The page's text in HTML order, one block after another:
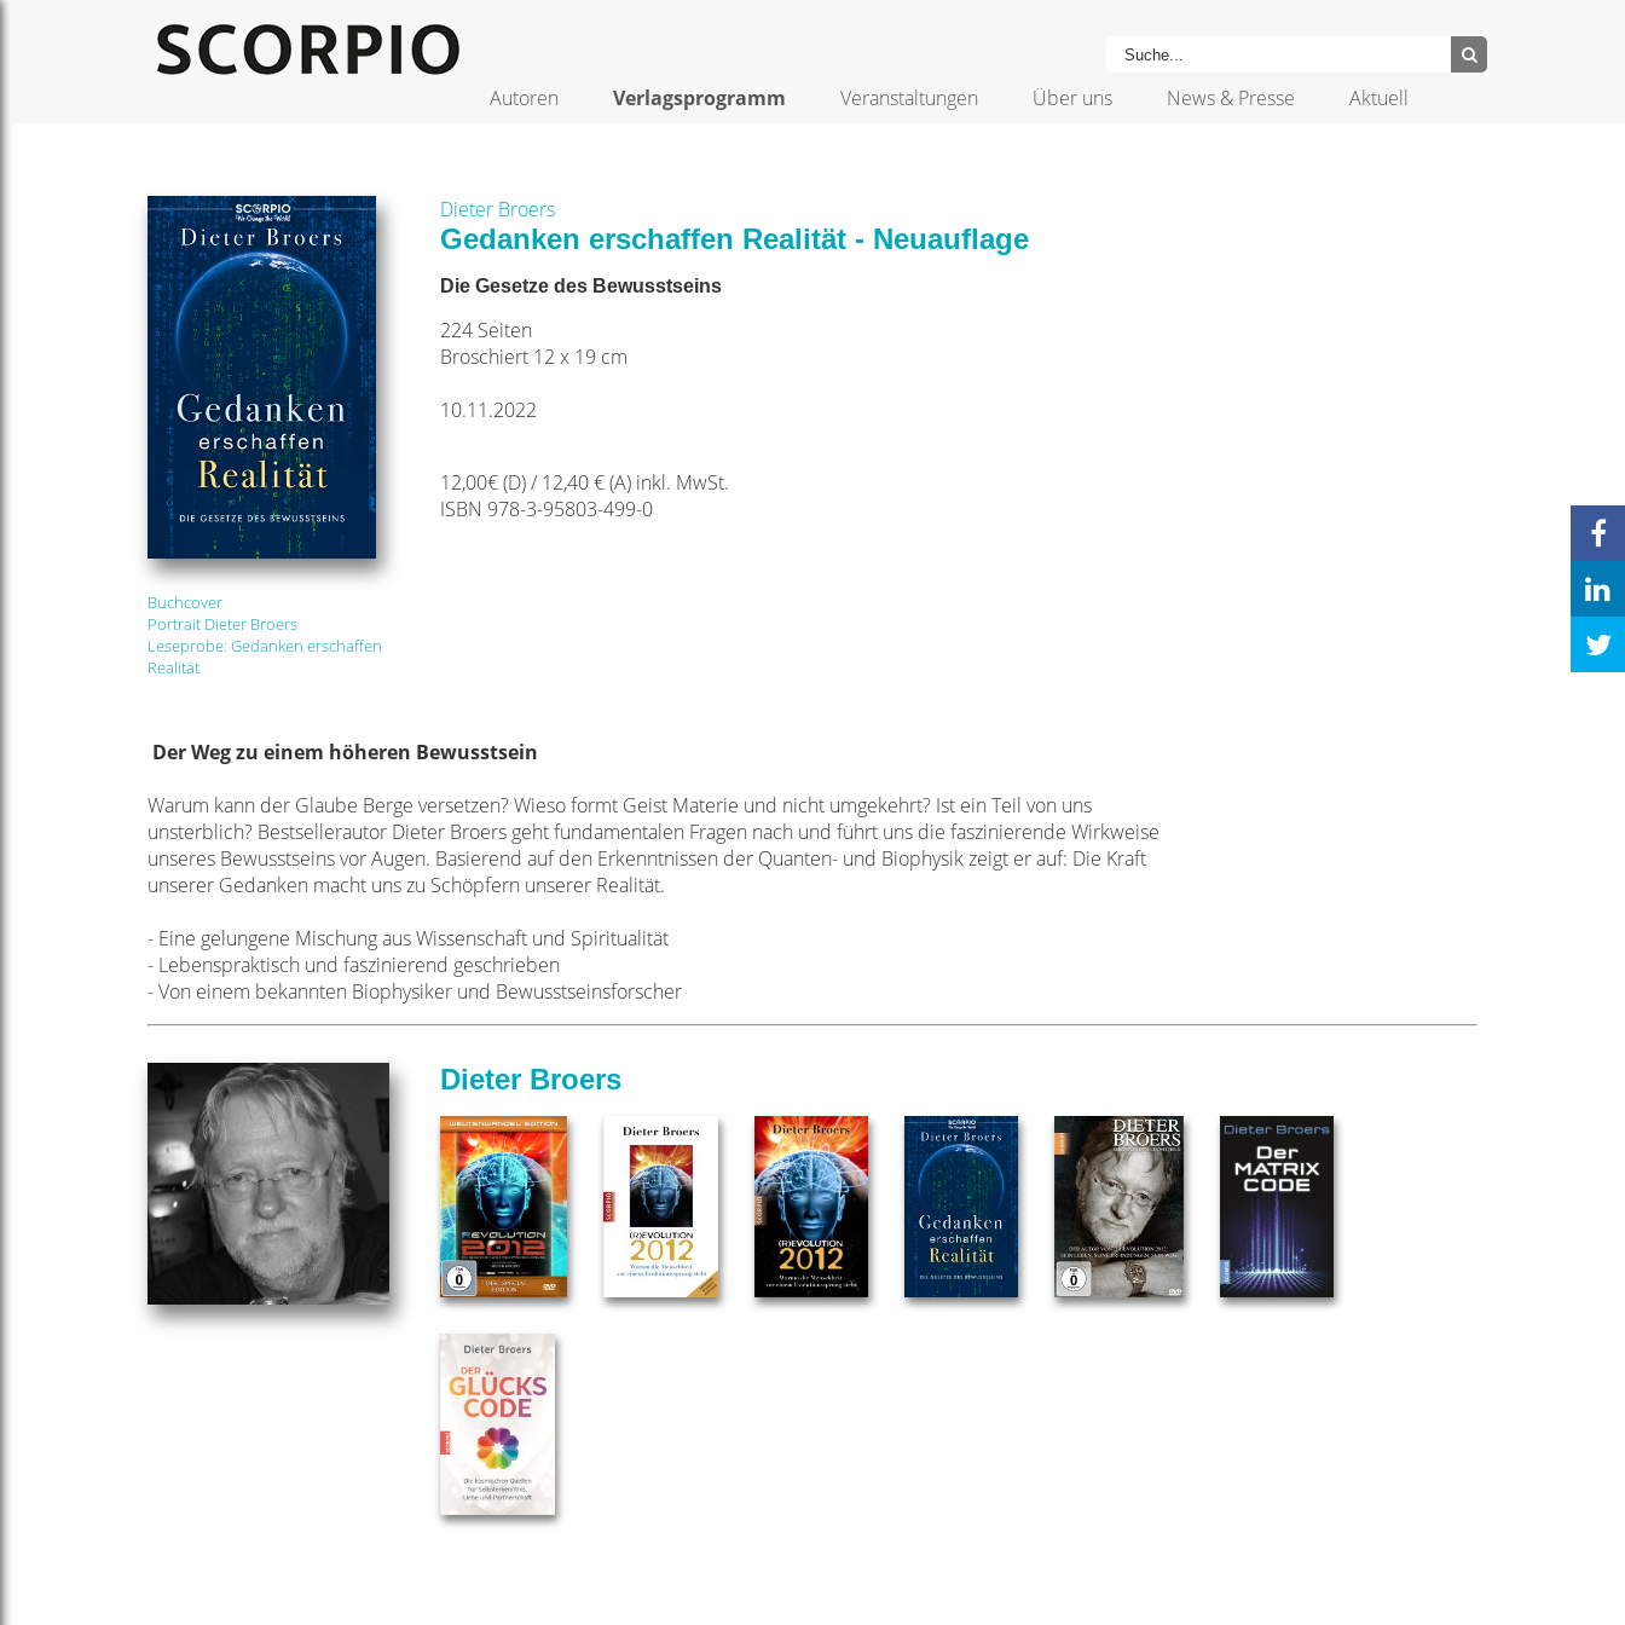
Autoren Verlagsprogramm Veranstaltungen Über uns News & Presse Aktuell
Buchcover
Portrait Dieter Broers
Leseprobe: Gedanken erschaffen
Realität
Dieter Broers
Gedanken erschaffen Realität - Neuauflage
Die Gesetze des Bewusstseins
224 Seiten
Broschiert 12 x 19 cm
10.11.2022
12,00€ (D) / 12,40 € (A) inkl. MwSt.
ISBN 978-3-95803-499-0
Der Weg zu einem höheren Bewusstsein
Warum kann der Glaube Berge versetzen? Wieso formt Geist Materie und nicht umgekehrt? Ist ein Teil von uns
unsterblich? Bestsellerautor Dieter Broers geht fundamentalen Fragen nach und führt uns die faszinierende Wirkweise
unseres Bewusstseins vor Augen. Basierend auf den Erkenntnissen der Quanten- und Biophysik zeigt er auf: Die Kraft
unserer Gedanken macht uns zu Schöpfern unserer Realität.
- Eine gelungene Mischung aus Wissenschaft und Spiritualität
- Lebenspraktisch und faszinierend geschrieben
- Von einem bekannten Biophysiker und Bewusstseinsforscher
Dieter Broers